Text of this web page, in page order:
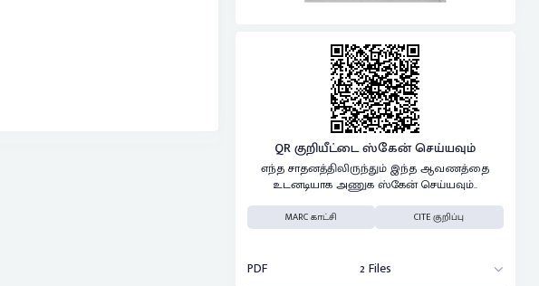
QR குறியீட்டை ஸ்கேன் செய்யவும்
எந்த சாதனத்திலிருந்தும் இந்த ஆவணத்தை
உடனடியாக அணுக ஸ்கேன் செய்யவும்..
MARC காட்சி CITE குறிப்பு
PDF 2 Files